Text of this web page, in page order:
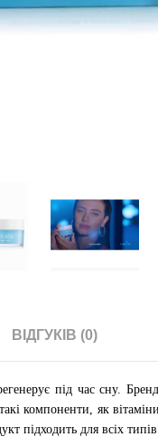
ВІДГУКІВ (0)
під час сну.
компоненти, як
підходить для всіх